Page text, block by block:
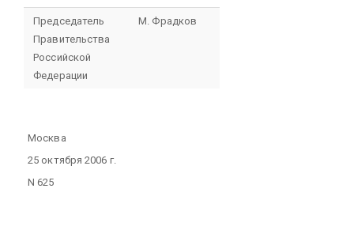
Председатель
Правительства
Российской
Федерации
М. Фрадков
Москва
25 октября 2006 г.
N 625